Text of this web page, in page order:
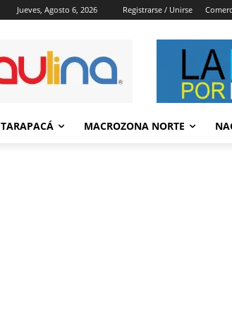
Jueves, Agosto 6, 2026 Registrarse / Unirse
TARAPACÁ MACROZONA NORTE